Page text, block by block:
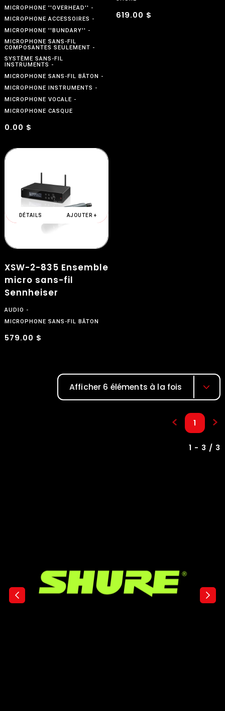
MICROPHONE ''OVERHEAD''
MICROPHONE ACCESSOIRES
MICROPHONE ''BUNDARY''
MICROPHONE SANS-FIL
COMPOSANTES SEULEMENT
SYSTÈME SANS-FIL
INSTRUMENTS
MICROPHONE SANS-FIL BÂTON
MICROPHONE INSTRUMENTS
MICROPHONE VOCALE
MICROPHONE CASQUE
0.00 $
619.00 $
DÉTAILS AJOUTER +
XSW-2-835 Ensemble
micro sans-fil
Sennheiser
AUDIO
MICROPHONE SANS-FIL BÂTON
579.00 $
Afficher 6 éléments à la fois
1
1 - 3 / 3